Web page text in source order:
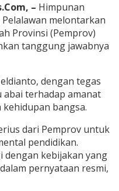
– Himpunan
melontarkan
Provinsi (Pemprov)
tanggung jawabnya
dengan tegas
abai terhadap amanat
bangsa.
dari Pemprov untuk
pendidikan.
dengan kebijakan yang
pernyataan resmi,